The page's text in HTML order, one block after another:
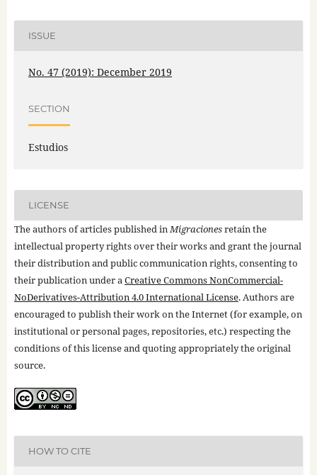
ISSUE
No. 47 (2019): December 2019
SECTION
Estudios
LICENSE
The authors of articles published inMigracionesretain the
intellectual property rights over their works and grant the journal
their distribution and public communication rights, consenting to
their publication under aCreative Commons NonCommercial-
NoDerivatives-Attribution 4.0 International License. Authors are
encouraged to publish their work on the Internet (for example, on
institutional or personal pages, repositories, etc.) respecting the
conditions of this license and quoting appropriately the original
source.
HOW TO CITE